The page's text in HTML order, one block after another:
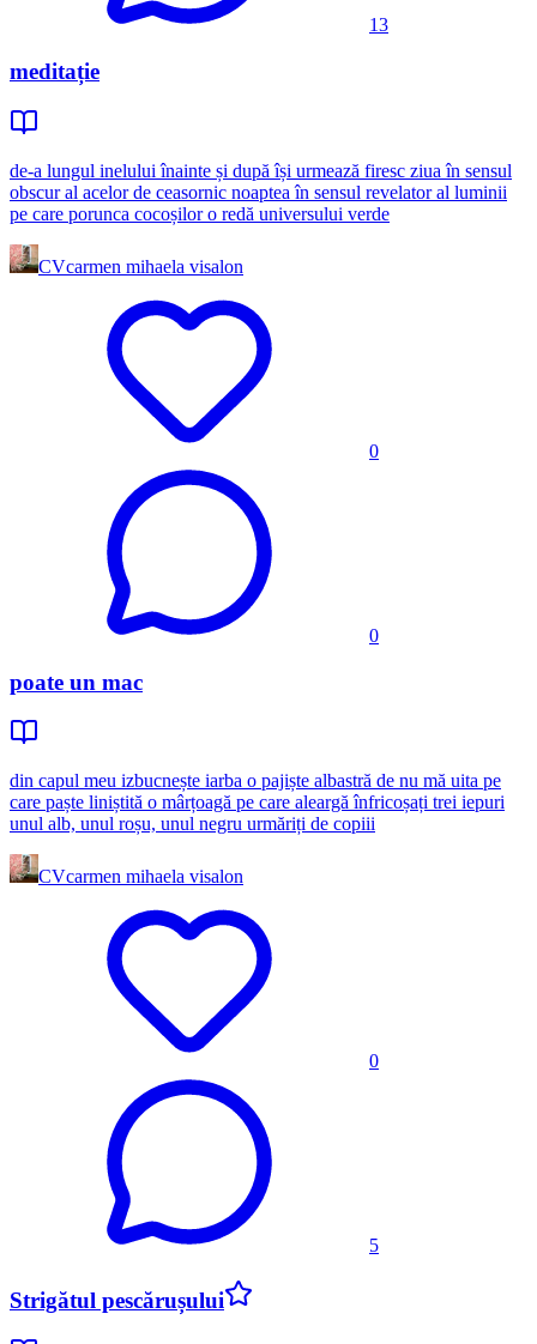
13
meditație
de-a lungul inelului înainte și după își urmează firesc ziua în sensul
obscur al acelor de ceasornic noaptea în sensul revelator al luminii
pe care porunca cocoșilor o redă universului verde
CVcarmen mihaela visalon
0
0
poate un mac
din capul meu izbucnește iarba o pajiște albastră de nu mă uita pe
care paște liniștită o mârțoagă pe care aleargă înfricoșați trei iepuri
unul alb, unul roșu, unul negru urmăriți de copiii
CVcarmen mihaela visalon
0
5
Strigătul pescărușului